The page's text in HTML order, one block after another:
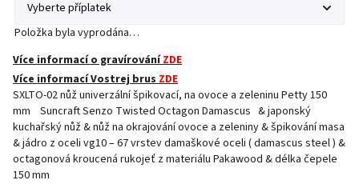
Položka byla vyprodána…
Více informací o gravírováníZDE
Více informací Vostrej brusZDE
SXLTO-02 nůž univerzální špikovací, na ovoce a zeleninu Petty 150
mm Suncraft Senzo Twisted Octagon Damascus & japonský
kuchařský nůž & nůž na okrajování ovoce a zeleniny & špikování masa
& jádro z oceli vg10 – 67 vrstev damaškové oceli ( damascus steel ) &
octagonová kroucená rukojeť z materiálu Pakawood & délka čepele
150 mm